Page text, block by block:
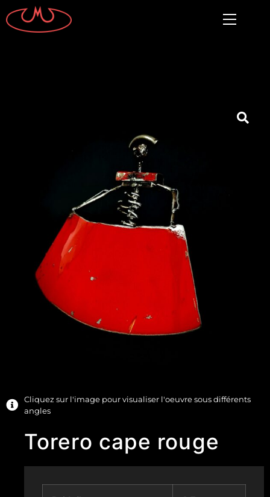
Cliquez sur l'image pour visualiser l'oeuvre sous différents
angles
Torero cape rouge